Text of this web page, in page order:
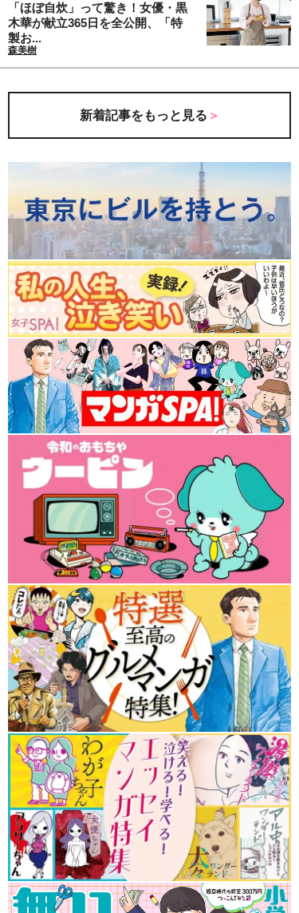
「ほぼ自炊」って驚き！女優・黒
木華が献立365日を全公開、「特
製お...
森美樹
新着記事をもっと見る